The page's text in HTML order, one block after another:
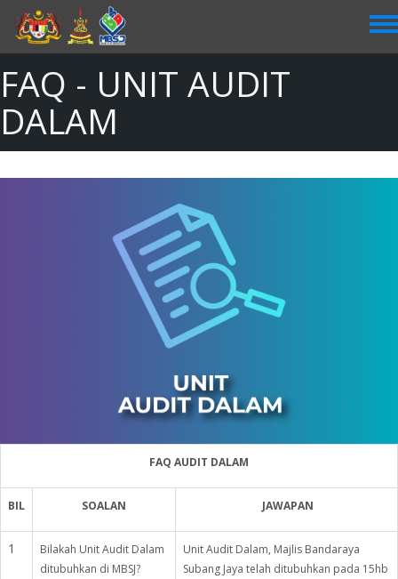
main
content
FAQ - UNIT AUDIT
DALAM
FAQ AUDIT DALAM
BIL SOALAN JAWAPAN
1
Bilakah Unit Audit Dalam
ditubuhkan di MBSJ?
Unit Audit Dalam, Majlis Bandaraya
Subang Jaya telah ditubuhkan pada 15hb